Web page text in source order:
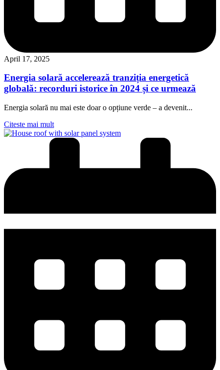
April 17, 2025
Energia solară accelerează tranziția energetică
globală: recorduri istorice în 2024 și ce urmează
Energia solară nu mai este doar o opțiune verde – a devenit...
Citeste mai mult